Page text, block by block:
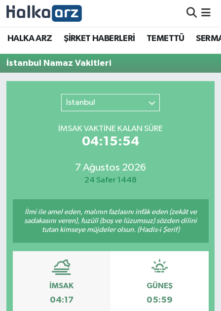
HALKA ARZ ŞİRKET HABERLERİ TEMETTÜ
İstanbul Namaz Vakitleri
İstanbul
İMSAK VAKTİNE KALAN SÜRE
04:15:54
7 Ağustos 2026
24 Safer 1448
İlmi ile amel eden, malının fazlasını infâk eden (zekât ve
sadakasını veren), fuzûlî (boş ve lüzumsuz) sözden dilini
tutan kimseye müjdeler olsun. (Hadis-i Şerif)
İMSAK
04:17
GÜNEŞ
05:59
HALKA ARZ
SERMAYE ARTIRIMI
TEMETTÜ